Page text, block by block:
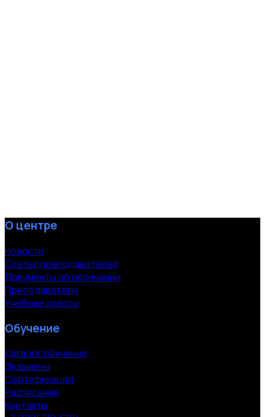
О центре
Новости
Статьи преподавателей
Документы об окончании
Преподаватели
Учебные классы
Обучение
Каталог обучения
Экзамены
Сертификация
Расписание
Контакты